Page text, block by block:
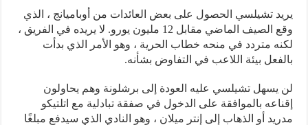
يريد تشيلسي الحصول على بعض العائدات من أوباميانج ، الذي
وقع الصيف الماضي مقابل 12 مليون يورو. لا يريده في الفريق ،
لكنه متردد في منحه خطاب الحرية ، وهو الأمر الذي بدأت
بالفعل بيئة اللاعب في التفاوض بشأنه.
لن يسهل تشيلسي عليه العودة إلى برشلونة وهم يحاولون
إقناعه بالموافقة على الدخول في صفقة تبادلية مع اتلتيكو
مدريد أو الذهاب إلى إنتر ميلان ، وهو النادي الذي سيدفع مبلغًا